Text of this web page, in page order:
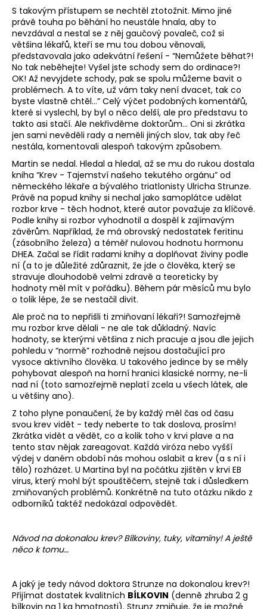
S takovým přístupem se nechtěl ztotožnit. Mimo jiné
právě touha po běhání ho neustále hnala, aby to
nevzdával a nestal se z něj gaučový povaleč, což si
většina lékařů, kteří se mu tou dobou věnovali,
představovala jako adekvátní řešení - “Nemůžete běhat?!
No tak neběhejte! Vyšel jste schody sem do ordinace?!
OK! Až nevyjdete schody, pak se spolu můžeme bavit o
problémech. A to víte, už vám taky není dvacet, tak co
byste vlastně chtěl…” Celý výčet podobných komentářů,
které si vyslechl, by byl o něco delší, ale pro představu to
takto asi stačí. Ale nekřivděme doktorům… Oni si zkrátka
jen sami nevěděli rady a neměli jiných slov, tak aby řeč
nestála, komentovali alespoň takovým způsobem.
Martin se nedal. Hledal a hledal, až se mu do rukou dostala
kniha “Krev - Tajemství našeho tekutého orgánu” od
německého lékaře a bývalého triatlonisty Ulricha Strunze.
Právě na popud knihy si nechal jako samoplátce udělat
rozbor krve - těch hodnot, které autor považuje za klíčové.
Podle knihy si rozbor vyhodnotil a dospěl k zajímavým
závěrům. Například, že má obrovský nedostatek feritinu
(zásobního železa) a téměř nulovou hodnotu hormonu
DHEA. Začal se řídit radami knihy a doplňovat živiny podle
ní (a to je důležité zdůraznit, že jde o člověka, který se
stravuje dlouhodobě velmi zdravě a teoreticky by
hodnoty měl mít v pořádku). Během pár měsíců mu bylo
o tolik lépe, že se nestačil divit.
Ale proč na to nepřišli ti zmiňovaní lékaři?! Samozřejmě
mu rozbor krve dělali - ne ale tak důkladný. Navíc
hodnoty, se kterými většina z nich pracuje a jsou dle jejich
pohledu v “normě” rozhodně nejsou dostačující pro
vysoce aktivního člověka. U takového jedince by se měly
pohybovat alespoň na horní hranici klasické normy, ne-li
nad ní (toto samozřejmě neplatí zcela u všech látek, ale
u většiny ano).
Z toho plyne ponaučení, že by každý měl čas od času
svou krev vidět - tedy neberte to tak doslova, prosím!
Zkrátka vidět a vědět, co a kolik toho v krvi plave a na
tento stav nějak zareagovat. Každá viróza nebo vyšší
výdej v daném období nás mohou oslabit a krev (a s ní i
tělo) rozházet. U Martina byl na počátku zjištěn v krvi EB
virus, který mohl být spouštěčem, stejně tak i důsledkem
zmiňovaných problémů. Konkrétně na tuto otázku nikdo z
odborníků taktéž nedokázal odpovědět.
Návod na dokonalou krev? Bílkoviny, tuky, vitamíny! A ještě
něco k tomu…
A jaký je tedy návod doktora Strunze na dokonalou krev?!
Přijímat dostatek kvalitních BÍLKOVIN (denně zhruba 2 g
bílkovin na 1 kg hmotnosti). Strunz zmiňuje, že je možné